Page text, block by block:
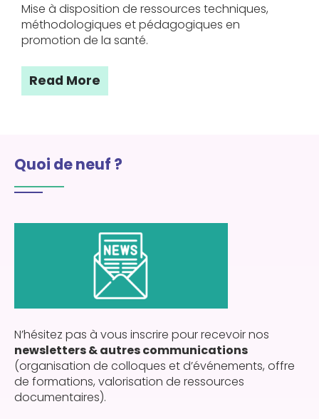
Mise à disposition de ressources techniques,
méthodologiques et pédagogiques en
promotion de la santé.
Read More
Quoi de neuf ?
N’hésitez pas à vous inscrire pour recevoir nos
newsletters & autres communications
(organisation de colloques et d’événements, offre
de formations, valorisation de ressources
documentaires).